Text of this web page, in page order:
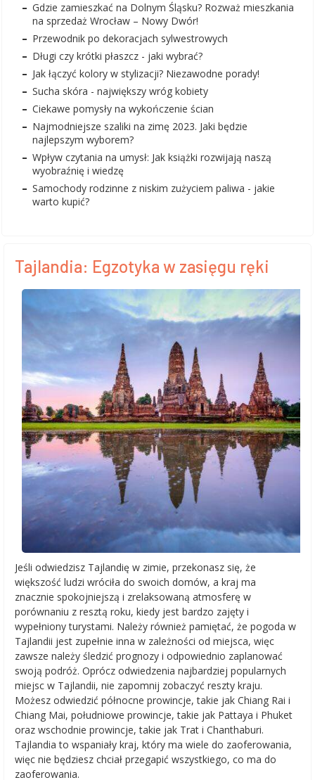
Gdzie zamieszkać na Dolnym Śląsku? Rozważ mieszkania
na sprzedaż Wrocław – Nowy Dwór!
Przewodnik po dekoracjach sylwestrowych
Długi czy krótki płaszcz - jaki wybrać?
Jak łączyć kolory w stylizacji? Niezawodne porady!
Sucha skóra - największy wróg kobiety
Ciekawe pomysły na wykończenie ścian
Najmodniejsze szaliki na zimę 2023. Jaki będzie
najlepszym wyborem?
Wpływ czytania na umysł: Jak książki rozwijają naszą
wyobraźnię i wiedzę
Samochody rodzinne z niskim zużyciem paliwa - jakie
warto kupić?
Tajlandia: Egzotyka w zasięgu ręki
Jeśli odwiedzisz Tajlandię w zimie, przekonasz się, że
większość ludzi wróciła do swoich domów, a kraj ma
znacznie spokojniejszą i zrelaksowaną atmosferę w
porównaniu z resztą roku, kiedy jest bardzo zajęty i
wypełniony turystami. Należy również pamiętać, że pogoda w
Tajlandii jest zupełnie inna w zależności od miejsca, więc
zawsze należy śledzić prognozy i odpowiednio zaplanować
swoją podróż. Oprócz odwiedzenia najbardziej popularnych
miejsc w Tajlandii, nie zapomnij zobaczyć reszty kraju.
Możesz odwiedzić północne prowincje, takie jak Chiang Rai i
Chiang Mai, południowe prowincje, takie jak Pattaya i Phuket
oraz wschodnie prowincje, takie jak Trat i Chanthaburi.
Tajlandia to wspaniały kraj, który ma wiele do zaoferowania,
więc nie będziesz chciał przegapić wszystkiego, co ma do
zaoferowania.